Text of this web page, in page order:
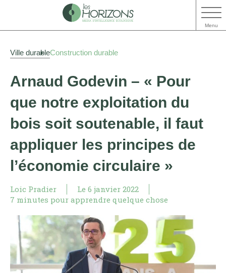
Menu
Ville durableConstruction durable
Arnaud Godevin – « Pour
que notre exploitation du
bois soit soutenable, il faut
appliquer les principes de
l’économie circulaire »
Loic Pradier Le 6 janvier 2022
7 minutes pour apprendre quelque chose